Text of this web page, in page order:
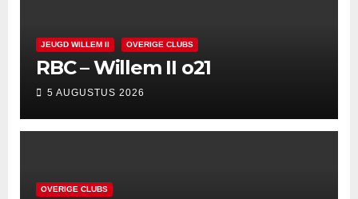
JEUGD WILLEM II OVERIGE CLUBS
RBC – Willem II o21
5 AUGUSTUS 2026
OVERIGE CLUBS